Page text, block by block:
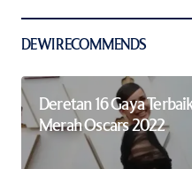
DEWI RECOMMENDS
Deretan 16 Gaya
Merah Oscars 2022